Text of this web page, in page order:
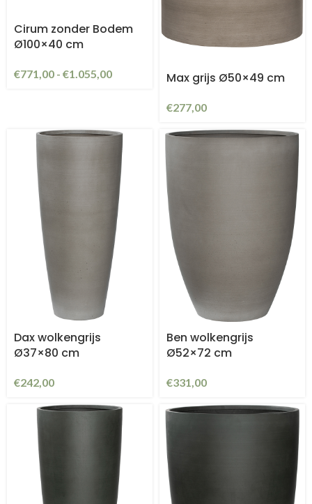
Cirum zonder Bodem
Ø100×40 cm
€771,00 - €1.055,00 Max grijs Ø50×49 cm
€277,00
Dax wolkengrijs
Ø37×80 cm
€242,00
Ben wolkengrijs
Ø52×72 cm
€331,00